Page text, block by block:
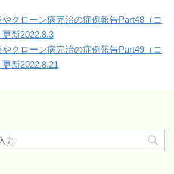
クローン病完治の症例報告Part48（コ
更新2022.8.3
クローン病完治の症例報告Part49（コ
新2022.8.21